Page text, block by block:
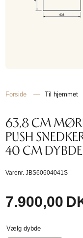
Forside — Til hjemmet
63,8 CM
PUSH
40 CM
Varenr.JBS60604041S
7.900,00
Vælg dybde